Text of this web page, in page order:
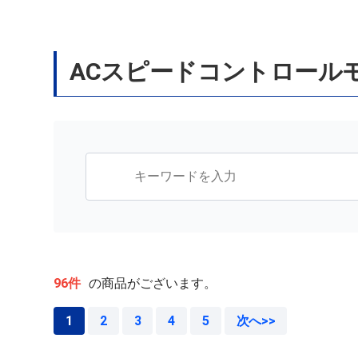
ACスピードコントロール
96件 の商品がございます。
1 2 3 4 5 次へ>>